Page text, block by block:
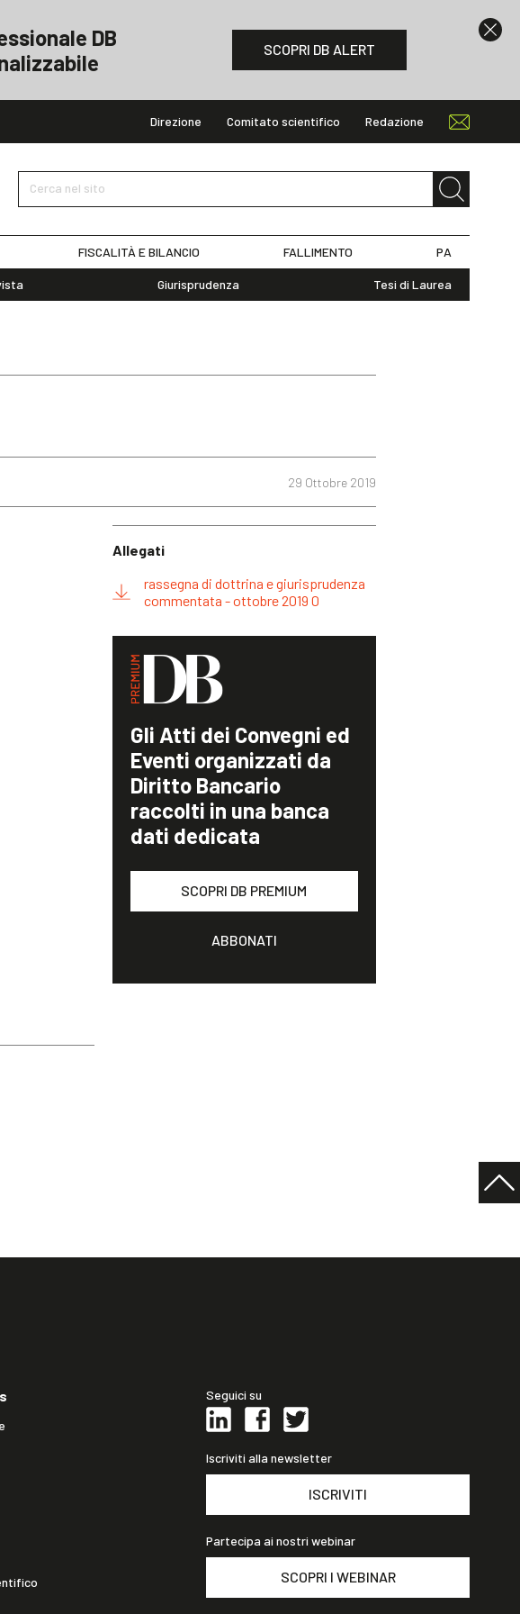
DB
SCOPRI DB ALERT
Direzione Comitato scientifico Redazione
Cerca nel sito
FISCALITÀ E BILANCIO FALLIMENTO PA
Giurisprudenza Tesi di Laurea
29 Ottobre 2019
Allegati
rassegna di dottrina e giurisprudenza
commentata - ottobre 2019 0
Gli Atti dei Convegni ed
Eventi organizzati da
Diritto Bancario
raccolti in una banca
dati dedicata
SCOPRI DB PREMIUM
ABBONATI
Seguici su
Iscriviti alla newsletter
ISCRIVITI
Partecipa ai nostri webinar
SCOPRI I WEBINAR